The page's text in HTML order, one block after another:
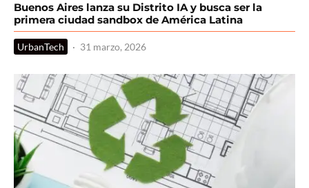
Buenos Aires lanza su Distrito IA y busca ser la
primera ciudad sandbox de América Latina
UrbanTech · 31 marzo, 2026